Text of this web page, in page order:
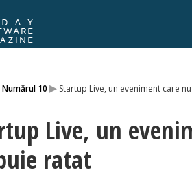
Numărul 10 ▸ Startup Live, un eveniment care
Live, un
ratat